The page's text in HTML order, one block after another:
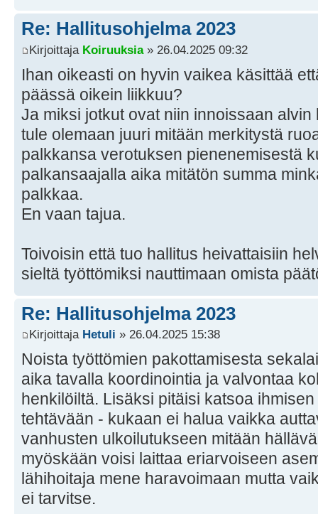
Re: Hallitusohjelma 2023
Kirjoittaja Koiruuksia» 26.04.2025 09:32
Ihan oikeasti on hyvin vaikea käsittää
päässä oikein liikkuu?
Ja miksi jotkut ovat niin innoissaan
tule olemaan juuri mitään merkitystä
palkkansa verotuksen pienenemisestä
palkansaajalla aika mitätön summa
palkkaa.
En vaan tajua.
Toivoisin että tuo hallitus heivattaisiin
sieltä työttömiksi nauttimaan omista
Re: Hallitusohjelma 2023
Kirjoittaja Hetuli » 26.04.2025 15:38
Noista työttömien pakottamisesta
aika tavalla koordinointia ja valvontaa
henkilöiltä. Lisäksi pitäisi katsoa
tehtävään - kukaan ei halua vaikka
vanhusten ulkoilutukseen mitään
myöskään voisi laittaa eriarvoiseen
lähihoitaja mene haravoimaan mutta
ei tarvitse.